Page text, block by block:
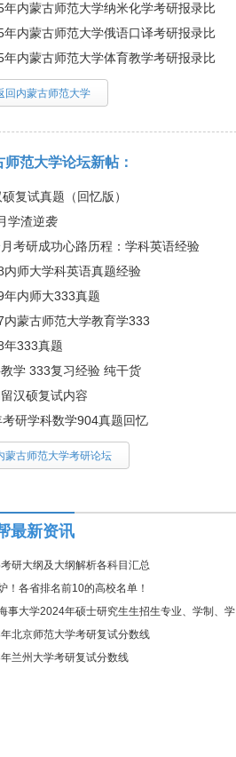
年内蒙古师范大学纳米化学考研报录比
年内蒙古师范大学俄语口译考研报录比
年内蒙古师范大学体育教学考研报录比
回内蒙古师范大学
师范大学论坛新帖：
复试真题（回忆版）
学渣逆袭
考研成功心路历程：学科英语经验
内师大学科英语真题经验
年内师大333真题
内蒙古师范大学教育学333
年333真题
学 333复习经验 纯干货
汉硕复试内容
考研学科数学904真题回忆
蒙古师范大学考研论坛
最新资讯
研大纲及大纲解析各科目汇总
！各省排名前10的高校名单！
事大学2024年硕士研究生生招生专业、学制、学
及拟招生人数
北京师范大学考研复试分数线
兰州大学考研复试分数线